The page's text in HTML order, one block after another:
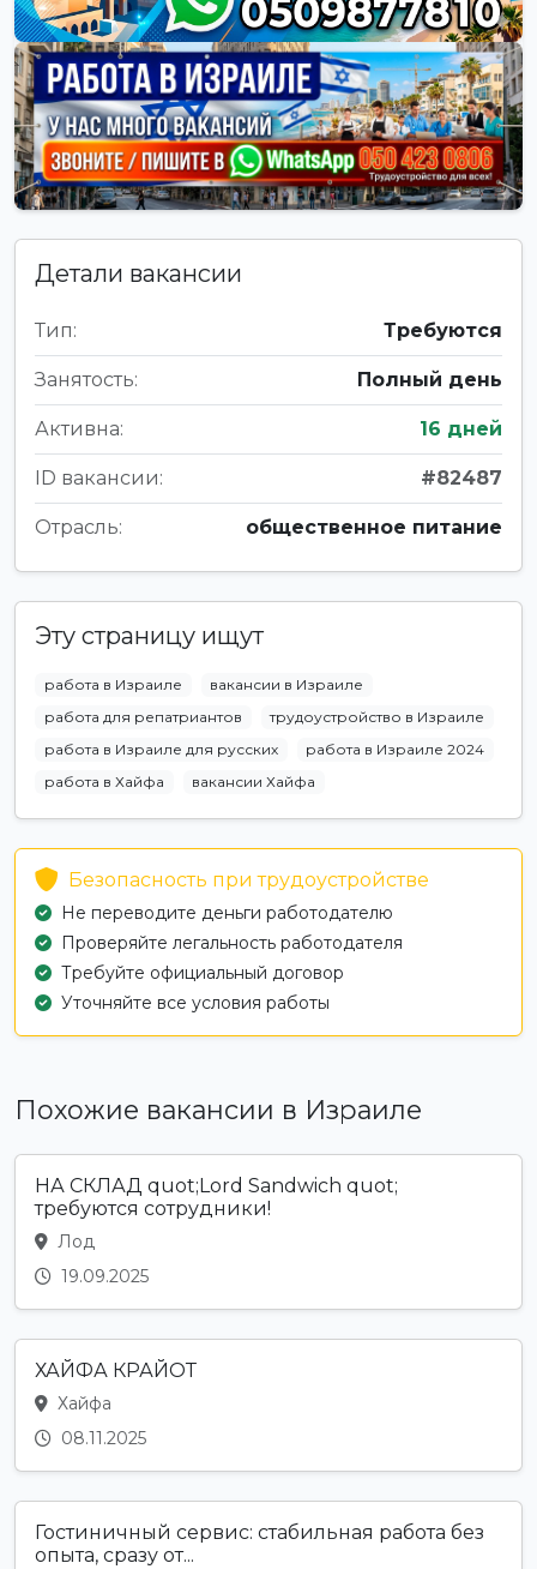
Детали вакансии
Тип: Требуются
Занятость: Полный день
Активна: 16 дней
ID вакансии: #82487
Отрасль: общественное питание
Эту страницу ищут
работа в Израиле
вакансии в Израиле
работа для репатриантов
трудоустройство в Израиле
работа в Израиле для русских
работа в Израиле 2024
работа в Хайфа
вакансии Хайфа
Безопасность при трудоустройстве
Не переводите деньги работодателю
Проверяйте легальность работодателя
Требуйте официальный договор
Уточняйте все условия работы
Похожие вакансии в Израиле
НА СКЛАД quot;Lord Sandwich quot;
требуются сотрудники!
Лод
19.09.2025
ХАЙФА КРАЙОТ
Хайфа
08.11.2025
Гостиничный сервис: стабильная работа без
опыта, сразу от...